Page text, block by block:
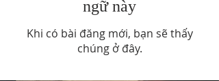
ngữ này
Khi có bài đăng mới, bạn sẽ thấy
chúng ở đây.